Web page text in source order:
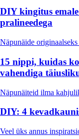
DIY kingitus
pralineedega
Näpunäide
15 nippi, kuidas
vahendiga
Näpunäiteid ilma
DIY: 4
Veel üks annus